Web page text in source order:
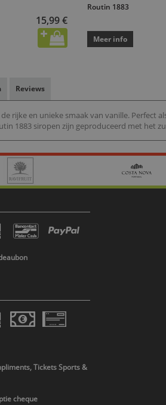
15,99 €
Routin 1883
Meer info
Reviews
rijke en unieke smaak van vanille. Perfect
1883 siropen zijn geproduceerd met het
Tickets Sports &
cheque